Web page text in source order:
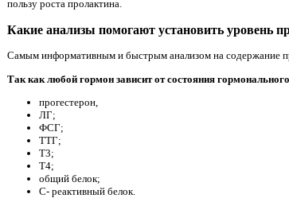
пользу роста пролактина.
Какие анализы помогают установить уровень
Самым информативным и быстрым анализом на содержание
Так как любой гормон зависит от состояния
прогестерон,
ЛГ;
ФСГ;
ТТГ;
Т3;
Т4;
общий белок;
С- реактивный белок.